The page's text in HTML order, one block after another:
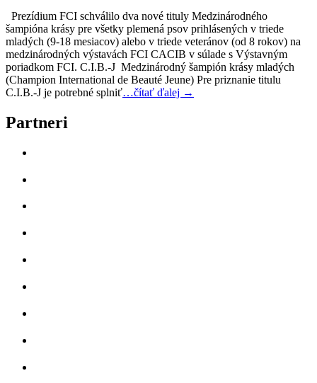
Prezídium FCI schválilo dva nové tituly Medzinárodného
šampióna krásy pre všetky plemená psov prihlásených v triede
mladých (9-18 mesiacov) alebo v triede veteránov (od 8 rokov) na
medzinárodných výstavách FCI CACIB v súlade s Výstavným
poriadkom FCI. C.I.B.-J Medzinárodný šampión krásy mladých
(Champion International de Beauté Jeune) Pre priznanie titulu
C.I.B.-J je potrebné splniť…čítať ďalej →
Partneri